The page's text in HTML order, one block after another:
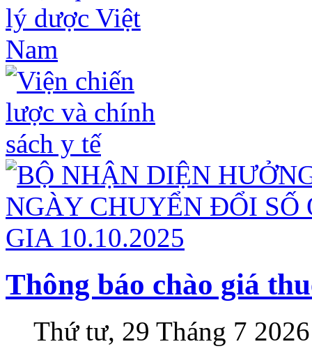
Thông báo chào giá
Thứ tư, 29 Tháng 7